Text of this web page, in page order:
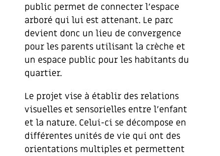
public permet de connecter l’espace
arboré qui lui est attenant. Le parc
devient donc un lieu de convergence
pour les parents utilisant la crèche et
un espace public pour les habitants du
quartier.
Le projet vise à établir des relations
visuelles et sensorielles entre l’enfant
et la nature. Celui-ci se décompose en
différentes unités de vie qui ont des
orientations multiples et permettent